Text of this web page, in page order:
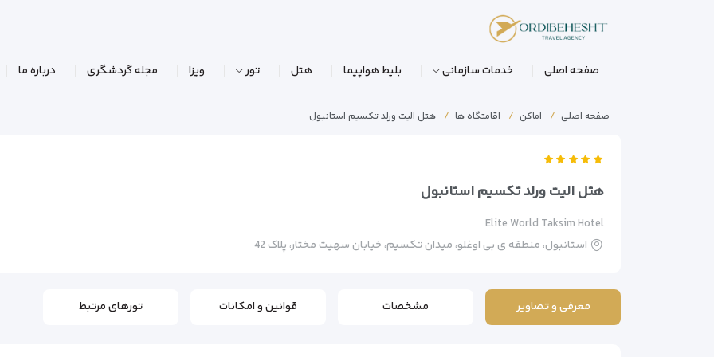
صفحه اصلی خدمات سازمانی بلیط هواپیما هتل تور ویزا مجله گردشگری درباره ما
صفحه اصلی اماکن اقامتگاه ها هتل الیت ورلد تکسیم استانبول
هتل الیت ورلد تکسیم استانبول
Elite World Taksim Hotel
استانبول، منطقه ی بی اوغلو، میدان تکسیم، خیابان سهیت مختار، پلاک 42
معرفی و تصاویر مشخصات قوانین و امکانات تورهای مرتبط